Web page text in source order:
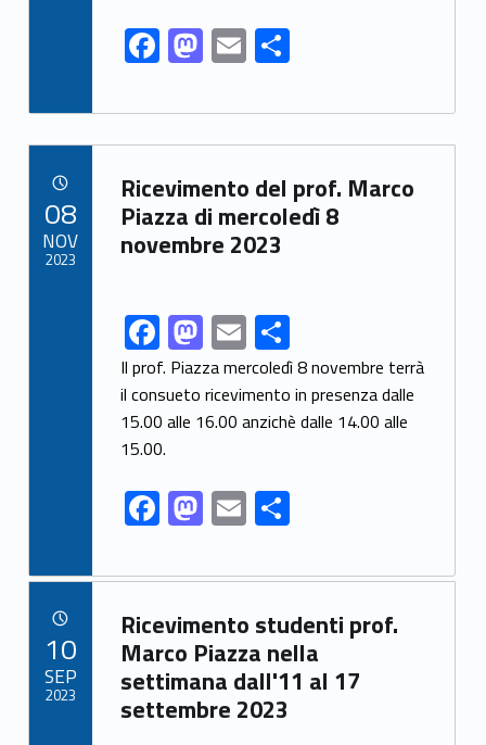
F
ac
e
b
o
o
k
M
as
to
d
o
n
E
m
ai
l
C
o
n
di
vi
di
Link identifier archive #link-archive-52507
Ricevimento del prof. Marco
Piazza di mercoledì 8
novembre 2023
Link identifier share facebook archive #share-link-archive-74274F
ac
e
b
o
o
k
M
as
to
d
n
E
m
ai
l
C
o
n
di
di
Il prof. Piazza mercoledì 8 novembre terrà
il consueto ricevimento in presenza dalle
15.00 alle 16.00 anzichè dalle 14.00 alle
15.00.
F
ac
e
b
o
o
k
M
as
to
d
o
n
E
m
ai
l
C
n
di
vi
di
08
NOV
2023
Link identifier archive #link-archive-88646
Ricevimento studenti prof.
Marco Piazza nella
settimana dall'11 al 17
settembre 2023
10
SEP
2023